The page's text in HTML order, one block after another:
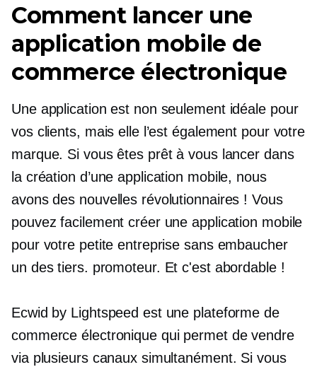
Comment lancer une
application mobile de
commerce électronique
Une application est non seulement idéale pour
vos clients, mais elle l’est également pour votre
marque. Si vous êtes prêt à vous lancer dans
la création d’une application mobile, nous
avons des nouvelles révolutionnaires ! Vous
pouvez facilement créer une application mobile
pour votre petite entreprise sans embaucher
un des tiers. promoteur. Et c'est abordable !
Ecwid by Lightspeed est une plateforme de
commerce électronique qui permet de vendre
via plusieurs canaux simultanément. Si vous